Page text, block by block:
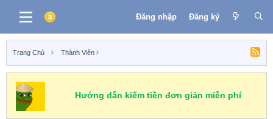
Đăng nhập Đăng ký
Trang Chủ Thành Viên
Hướng dẫn kiếm tiền đơn giản miễn phí